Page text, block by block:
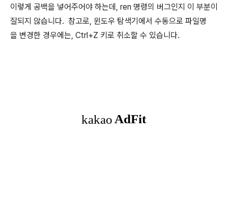
이렇게 공백을 넣어주어야 하는데, ren 명령의 버그인지 이 부분이
잘되지 않습니다. 참고로, 윈도우 탐색기에서 수동으로 파일명
을 변경한 경우에는, Ctrl+Z 키로 취소할 수 있습니다.